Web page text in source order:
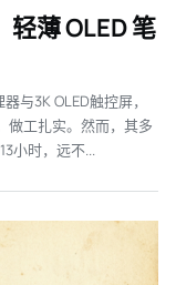
薄 OLED 笔
与3K OLED触控屏，
做工扎实。然而，其多
小时，远不...